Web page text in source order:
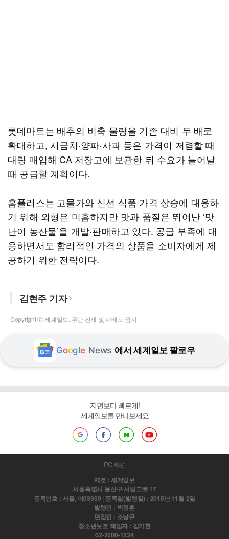
롯데마트는 배추의 비축 물량을 기존 대비 두 배로
확대하고, 시금치·양파·사과 등은 가격이 저렴할 때
대량 매입해 CA 저장고에 보관한 뒤 수요가 늘어날
때 공급할 계획이다.
홈플러스는 고물가와 신선 식품 가격 상승에 대응하
기 위해 외형은 미흡하지만 맛과 품질은 뛰어난 ‘맛
난이 농산물’을 개발·판매하고 있다. 공급 부족에 대
응하면서도 합리적인 가격의 상품을 소비자에게 제
공하기 위한 전략이다.
김현주 기자
Copyright ⓒ 세계일보. 무단 전재 및 재배포 금지
Google News 에서 세계일보 팔로우
지면보다 빠르게!
세계일보를 만나보세요
PC 화면
제호 : 세계일보
서울특별시 용산구 서빙고로 17
등록번호 : 서울, 아03959 | 등록일(발행일) : 2015년 11월 2일
발행인 : 박정훈
편집인 : 조남규
청소년보호 책임자 : 김기환
02-2000-1234